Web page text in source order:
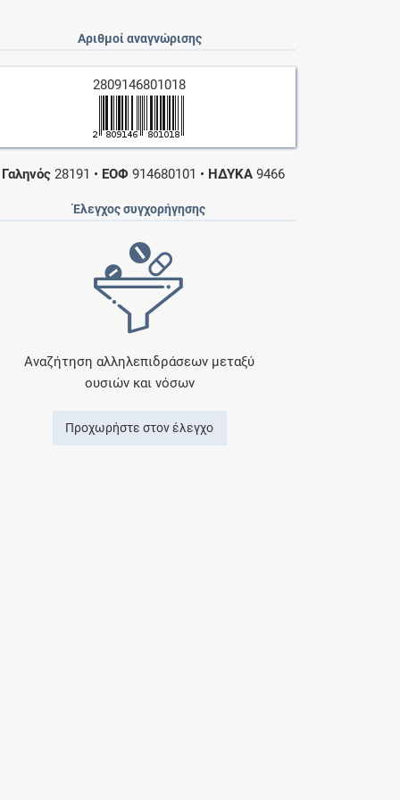
Αριθμοί αναγνώρισης
2809146801018
Γαληνός 28191 • ΕΟΦ 914680101 • ΗΔΥΚΑ 9466
Έλεγχος συγχορήγησης
Αναζήτηση αλληλεπιδράσεων μεταξύ
ουσιών και νόσων
Προχωρήστε στον έλεγχο